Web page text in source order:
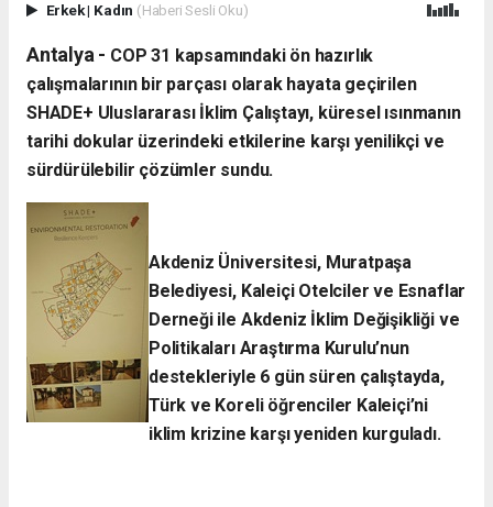
Erkek| Kadın (Haberi Sesli Oku)
Antalya - ​COP 31 kapsamındaki ön hazırlık
çalışmalarının bir parçası olarak hayata geçirilen
SHADE+ Uluslararası İklim Çalıştayı, küresel ısınmanın
tarihi dokular üzerindeki etkilerine karşı yenilikçi ve
sürdürülebilir çözümler sundu.
Akdeniz Üniversitesi, Muratpaşa
Belediyesi, Kaleiçi Otelciler ve Esnaflar
Derneği ile Akdeniz İklim Değişikliği ve
Politikaları Araştırma Kurulu’nun
destekleriyle 6 gün süren çalıştayda,
Türk ve Koreli öğrenciler Kaleiçi’ni
iklim krizine karşı yeniden kurguladı.​